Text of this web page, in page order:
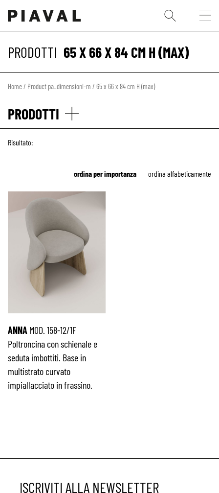
PRODOTTI 65 X 66 X 84 CM H (MAX)
Home/ Product pa_dimensioni-m / 65 x 66 x 84 cm H (max)
PRODOTTI
Risultato:
ordina alfabeticamente
ordina per importanza
ANNA MOD. 158-12/1F
Poltroncina con schienale e
seduta imbottiti. Base in
multistrato curvato
impiallacciato in frassino.
ISCRIVITI ALLA NEWSLETTER